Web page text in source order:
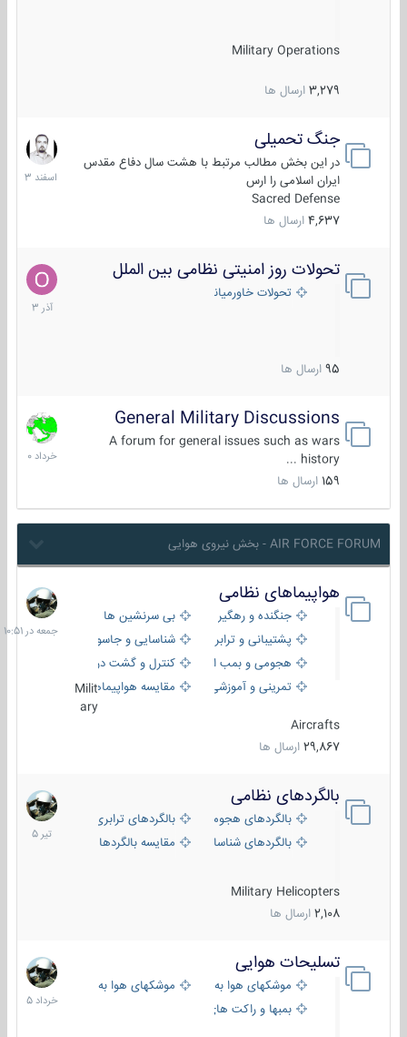
Military Operations
3,279 ارسال ها
جنگ تحمیلی
در این بخش مطالب مرتبط با هشت سال دفاع مقدس
ایران اسلامی را ارس
Sacred Defense
4,637 ارسال ها
20
اسفند
1403
تحولات روز امنیتی نظامی بین الملل
تحولات خاورمیانه
95 ارسال ها
21
آذر
1403
General Military Discussions
A forum for general issues such as wars
history ...
159 ارسال ها
10
خرداد
1400
AIR FORCE FORUM - بخش نیروی هوایی
هواپیماهای نظامی
جنگنده و رهگیر
بی سرنشین ها
پشتیبانی و ترابری
شناسایی و جاسوسی
هجومی و بمب افکن
کنترل و گشت دریایی
تمرینی و آموزشی
مقایسه هواپیماهاMilit
ary
Aircrafts
29,867 ارسال ها
جمعه
در
10:51
بالگردهای نظامی
بالگردهای هجومی
بالگردهای ترابری
بالگردهای شناسایی
مقایسه بالگردها
Military Helicopters
2,108 ارسال ها
22
تیر
1405
تسلیحات هوایی
موشکهای هوا به هوا
موشکهای هوا به سطح
بمبها و راکت های هوایی
30
خرداد
1405